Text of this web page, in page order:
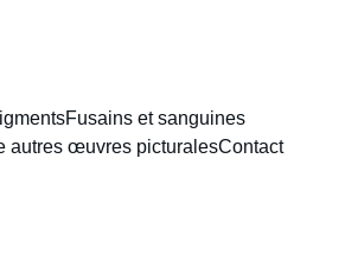
Fusains et sanguines
autres œuvres picturalesContact